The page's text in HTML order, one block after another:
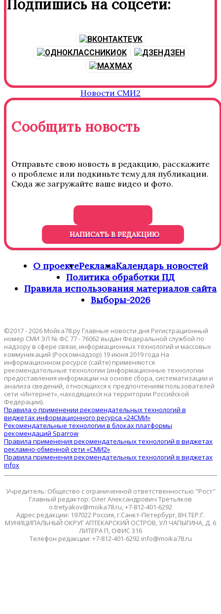
Подпишись на соцсети:
VK
OK
ДЗЕН
MAX
Новости СМИ2
Сообщить новость
Отправьте свою новость в редакцию, расскажите
о проблеме или подкиньте тему для публикации.
Сюда же загружайте ваше видео и фото.
НАПИСАТЬ В РЕДАКЦИЮ
О проектеРекламаКалендарь новостей
Политика обработки ПД
Правила использования материалов сайта
Выборы-2026
©2017 - 2026 Мойка78.ру Главные новости дня Регистрационный
номер СМИ ЭЛ № ФС 77 - 76062 выдан Федеральной службой по
надзору в сфере связи, информационных технологий и массовых
коммуникаций (Роскомнадзор) 19 июня 2019 года На
информационном ресурсе (сайте) применяются
рекомендательные технологии (информационные технологии
предоставления информации на основе сбора, систематизации и
анализа сведений, относящихся к предпочтениям пользователей
сети «Интернет», находящихся на территории Российской
Федерации).
Правила о применении рекомендательных технологий в
виджетах информационного ресурса «24СМИ»
Рекомендательные технологии в блоках платформы
рекомендаций Sparrow
Правила применения рекомендательных технологий в виджетах
рекламно-обменной сети «СМИ2»
Правила применения рекомендательных технологий в виджетах
infox
Учредитель: Общество с ограниченной ответственностью "Рост"
Главный редактор: Олег Александрович Третьяков
o.tretyakov@moika78.ru, +7-812-401-6292
Адрес редакции: 197022 Россия, г.Санкт-Петербург, ВН.ТЕР.Г.
МУНИЦИПАЛЬНЫЙ ОКРУГ АПТЕКАРСКИЙ ОСТРОВ, УЛ ЧАПЫГИНА, Д. 6
ЛИТЕРА П, ОФИС 316
Телефон редакции: +7-812-401-6292 info@moika78.ru